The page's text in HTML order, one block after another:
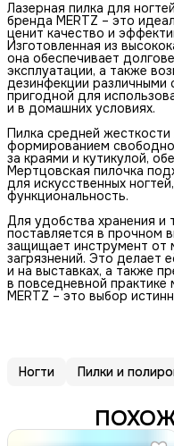
Лазерная пилка для
бренда MERTZ – это
ценит качество и
Изготовленная из
она обеспечивает
эксплуатации, а также
дезинфекции различными
пригодной для
и в домашних условиях.
Пилка средней жесткости
формированием
за краями и кутикулой,
Мертцовская пилочка
для искусственных
функциональность.
Для удобства хранения и
поставляется в прочном
защищает инструмент от
загрязнений. Это делает
и на выставках, а также
в повседневной
MERTZ – это выбор
Ногти Пилки и